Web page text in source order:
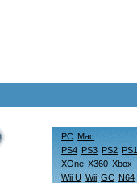
PC Mac
PS4 PS3 PS2 PS1
XOne X360 Xbox
Wii U Wii GC N64